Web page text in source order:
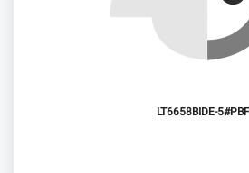
LT6658BIDE-5#PBF